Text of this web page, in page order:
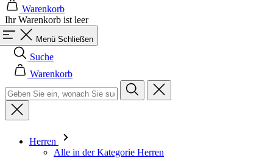
Warenkorb
Ihr Warenkorb ist leer
Menü Schließen
Suche
Warenkorb
Herren
Alle in der Kategorie Herren